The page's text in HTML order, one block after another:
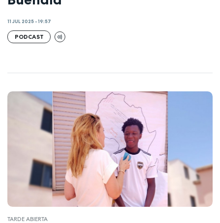
11 JUL 2025 - 19:57
PODCAST
TARDE ABIERTA